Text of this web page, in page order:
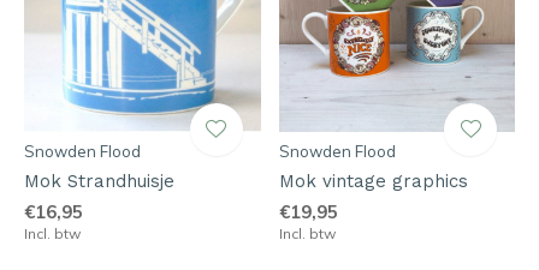
Snowden Flood
Mok Strandhuisje
€16,95
Incl. btw
Snowden Flood
Mok vintage graphics
€19,95
Incl. btw